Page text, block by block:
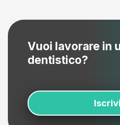
Vuoi lavorare in
dentistico?